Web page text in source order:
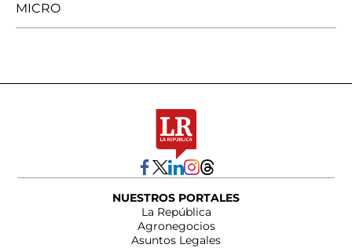
MICRO
NUESTROS PORTALES
La República
Agronegocios
Asuntos Legales